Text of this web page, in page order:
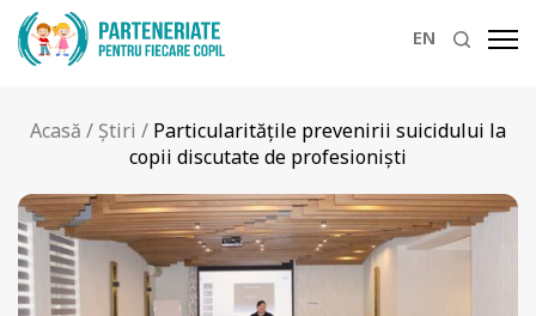
EN
Acasă / Știri / Particularitățile prevenirii suicidului la
copii discutate de profesioniști